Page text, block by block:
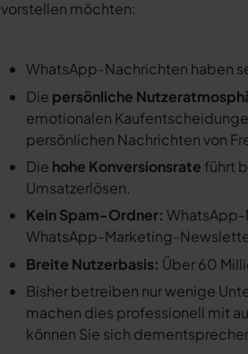
vorstellen möchten:
WhatsApp-Nachrichten haben
Die persönliche
emotionalen
persönlichen Nachrichten von
Die hohe Konversionsrate führt
Umsatzerlösen.
Kein Spam-Ordner: WhatsApp-
WhatsApp-Marketing-
Breite Nutzerbasis: Über 60
Bisher betreiben nur wenige
machen dies professionell mit
können Sie sich